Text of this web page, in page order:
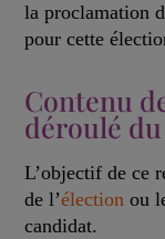
la proclamation
pour cette
Contenu
déroulé
L’objectif de ce
de l’élection ou
candidat.